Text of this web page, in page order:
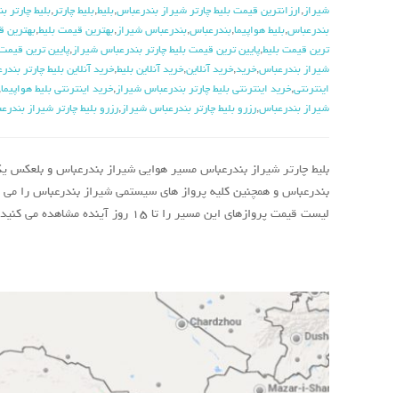
شیراز,ارزانترین قیمت بلیط چارتر شیراز بندرعباس,بلیط,بلیط چارتر,بلیط چارتر
بندرعباس,بلیط هواپیما,بندرعباس,بندرعباس شیراز,بهترین قیمت بلیط,بهترین
ترین قیمت بلیط,پایین ترین قیمت بلیط چارتر بندرعباس شیراز,پایین ترین
شیراز بندرعباس,خرید,خرید آنلاین,خرید آنلاین بلیط,خرید آنلاین بلیط چارتر
اینترنتی,خرید اینترنتی بلیط چارتر بندرعباس شیراز,خرید اینترنتی بلیط هواپیما,
شیراز بندرعباس,رزرو بلیط چارتر بندرعباس شیراز,رزرو بلیط چارتر شیراز
بلیط چارتر شیراز بندرعباس مسیر هوایی شیراز بندرعباس و بلعکس
بندرعباس و همچنین کلیه پرواز های سیستمی شیراز بندرعباس را می
لیست قیمت پروازهای این مسیر را تا ۱۵ روز آینده مشاهده می کنید […]